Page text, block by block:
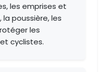
les emprises et
poussière, les
les
cyclistes.